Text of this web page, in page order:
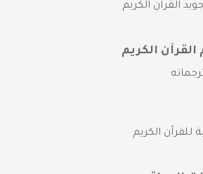
القرآن الكريم
الكريم
للقرآن الكريم